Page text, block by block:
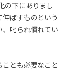
の下にありまし
ばすものという
叱られ慣れてい
とも必要なこと